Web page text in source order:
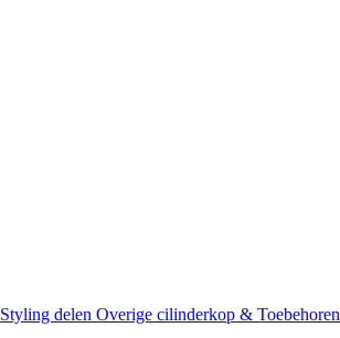
Styling delen Overige cilinderkop & Toebehoren